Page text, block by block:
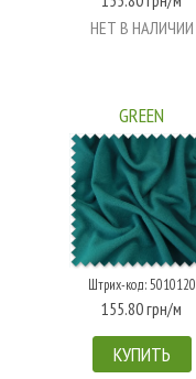
НЕТ В НАЛИЧИИ
GREEN
Штрих-код: 5010120
155.80 грн/м
КУПИТЬ